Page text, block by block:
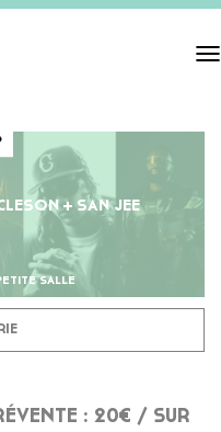
+ SAN JEE
SALLE
: 20€ / SUR